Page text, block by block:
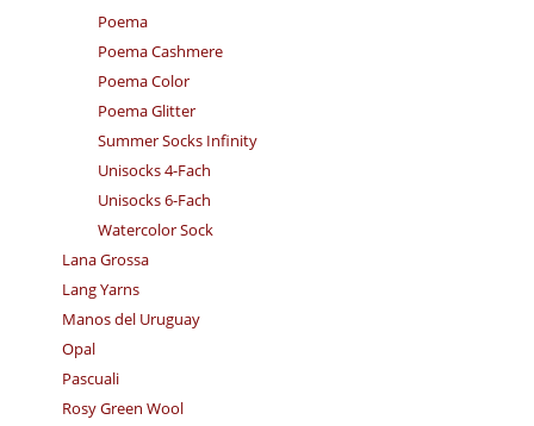
Poema
Poema Cashmere
Poema Color
Poema Glitter
Summer Socks Infinity
Unisocks 4-Fach
Unisocks 6-Fach
Watercolor Sock
Lana Grossa
Lang Yarns
Manos del Uruguay
Opal
Pascuali
Rosy Green Wool